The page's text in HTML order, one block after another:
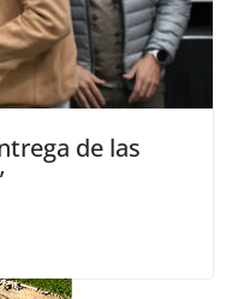
de las